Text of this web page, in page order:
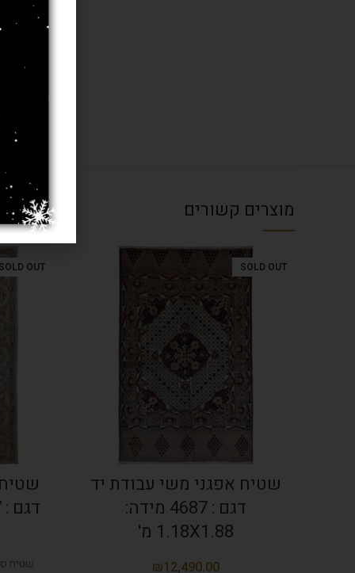
מוצרים קשורים
SOLD OUT
שטיח אפגני משי עבודת יד
דגם : 4687 מידה:
1.18X1.88 מ'
₪
SOLD OUT
דגם : 577 מידה : 1.70/2.49
שטיח